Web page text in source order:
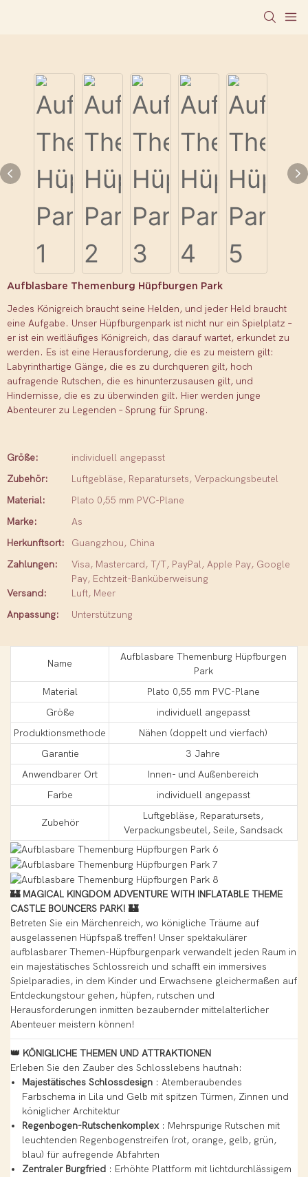
Aufblasbare Themenburg Hüpfburgen Park
Jedes Königreich braucht seine Helden, und jeder Held braucht
eine Aufgabe. Unser Hüpfburgenpark ist nicht nur ein Spielplatz –
er ist ein weitläufiges Königreich, das darauf wartet, erkundet zu
werden. Es ist eine Herausforderung, die es zu meistern gilt:
Labyrinthartige Gänge, die es zu durchqueren gilt, hoch
aufragende Rutschen, die es hinunterzusausen gilt, und
Hindernisse, die es zu überwinden gilt. Hier werden junge
Abenteurer zu Legenden – Sprung für Sprung.
Größe:
individuell angepasst
Zubehör:
Luftgebläse, Reparatursets, Verpackungsbeutel
Material:
Plato 0,55 mm PVC-Plane
Marke:
As
Herkunftsort:
Guangzhou, China
Zahlungen:
Visa, Mastercard, T/T, PayPal, Apple Pay, Google
Pay, Echtzeit-Banküberweisung
Versand:
Luft, Meer
Anpassung:
Unterstützung
Name
Aufblasbare Themenburg Hüpfburgen
Park
Material
Plato 0,55 mm PVC-Plane
Größe
individuell angepasst
Produktionsmethode
Nähen (doppelt und vierfach)
Garantie
3 Jahre
Anwendbarer Ort
Innen- und Außenbereich
Farbe
individuell angepasst
Zubehör
Luftgebläse, Reparatursets,
Verpackungsbeutel, Seile, Sandsack
🏰 MAGICAL KINGDOM ADVENTURE WITH INFLATABLE THEME
CASTLE BOUNCERS PARK! 🏰
Betreten Sie ein Märchenreich, wo königliche Träume auf
ausgelassenen Hüpfspaß treffen! Unser spektakulärer
aufblasbarer Themen-Hüpfburgenpark verwandelt jeden Raum in
ein majestätisches Schlossreich und schafft ein immersives
Spielparadies, in dem Kinder und Erwachsene gleichermaßen auf
Entdeckungstour gehen, hüpfen, rutschen und
Herausforderungen inmitten bezaubernder mittelalterlicher
Abenteuer meistern können!
👑 KÖNIGLICHE THEMEN UND ATTRAKTIONEN
Erleben Sie den Zauber des Schlosslebens hautnah:
Majestätisches Schlossdesign: Atemberaubendes
Farbschema in Lila und Gelb mit spitzen Türmen, Zinnen und
königlicher Architektur
Regenbogen-Rutschenkomplex: Mehrspurige Rutschen mit
leuchtenden Regenbogenstreifen (rot, orange, gelb, grün,
blau) für aufregende Abfahrten
Zentraler Burgfried: Erhöhte Plattform mit lichtdurchlässigem